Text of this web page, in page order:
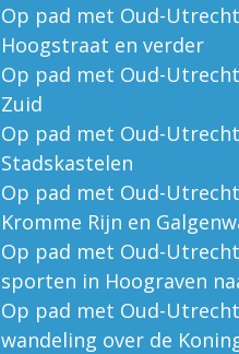
Op pad met Oud-
Hoogstraat en verder
Op pad met Oud-
Zuid
Op pad met Oud-
Stadskastelen
Op pad met Oud-
Kromme Rijn en
Op pad met Oud-
sporten in Hoograven
Op pad met Oud-
wandeling over de